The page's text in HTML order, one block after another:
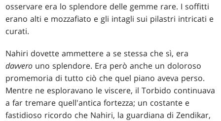
osservare era lo splendore delle gemme rare. I soffitti
erano alti e mozzafiato e gli intagli sui pilastri intricati e
curati.
Nahiri dovette ammettere a se stessa che sì, era
davvero uno splendore. Era però anche un doloroso
promemoria di tutto ciò che quel piano aveva perso.
Mentre ne esploravano le viscere, il Torbido continuava
a far tremare quell'antica fortezza; un costante e
fastidioso ricordo che Nahiri, la guardiana di Zendikar,